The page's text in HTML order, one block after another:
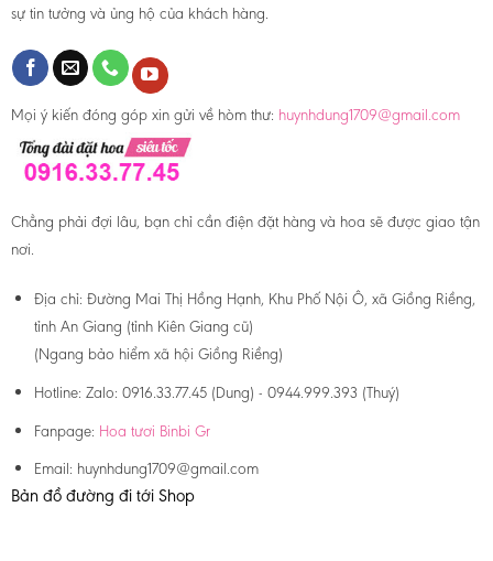
sự tin tưởng và ủng hộ của khách hàng.
Mọi ý kiến đóng góp xin gửi về hòm thư: huynhdung1709@gmail.com
Chẳng phải đợi lâu, bạn chỉ cần điện đặt hàng và hoa sẽ được giao tận
nơi.
Địa chỉ: Đường Mai Thị Hồng Hạnh, Khu Phố Nội Ô, xã Giồng Riềng,
tỉnh An Giang (tỉnh Kiên Giang cũ)
(Ngang bảo hiểm xã hội Giồng Riềng)
Hotline: Zalo: 0916.33.77.45 (Dung) - 0944.999.393 (Thuý)
Fanpage: Hoa tươi Binbi Gr
Email: huynhdung1709@gmail.com
Bản đồ đường đi tới Shop